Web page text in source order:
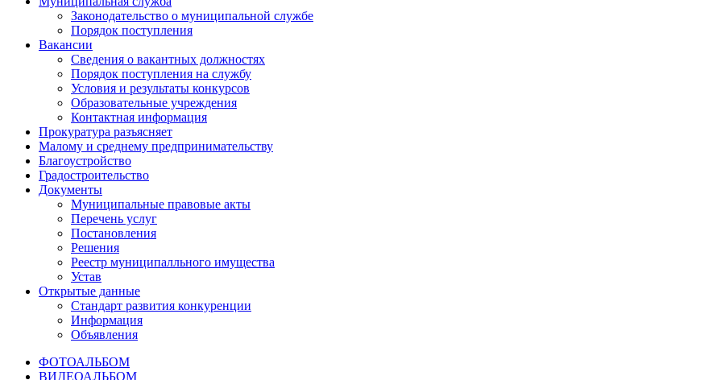
Законодательство о муниципальной службе
Порядок поступления
Вакансии
Сведения о вакантных должностях
Порядок поступления на службу
Условия и результаты конкурсов
Образовательные учреждения
Контактная информация
Прокуратура разъясняет
Малому и среднему предпринимательству
Благоустройство
Градостроительство
Документы
Муниципальные правовые акты
Перечень услуг
Постановления
Решения
Реестр муниципалльного имущества
Устав
Открытые данные
Стандарт развития конкуренции
Информация
Объявления
ФОТОАЛЬБОМ
ВИДЕОАЛЬБОМ